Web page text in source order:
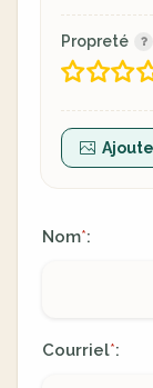
Propreté
Nom*:
Courriel*: